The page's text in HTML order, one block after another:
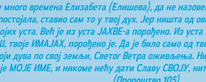
много времена Елизабета (Елишева), да не
ставио сам то у твој дух. Јер ништа од
уста. Већ је из уста ЈАХВЕ-а порођено. Из
ИМАЈАХ, порођено је. Да је било само од
дува по свој земљи, Светог Ветра оживљења.
МОЈЕ ИМЕ, и никоме нећу дати Славу СВОЈУ,